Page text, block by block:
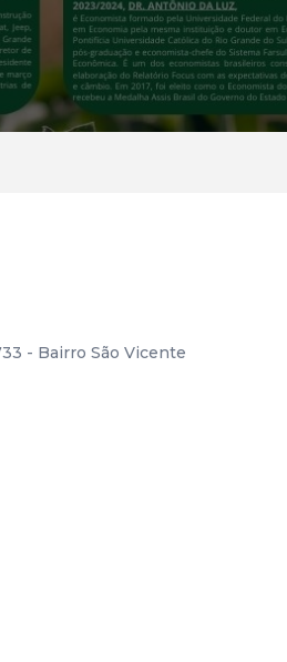
- Bairro São Vicente